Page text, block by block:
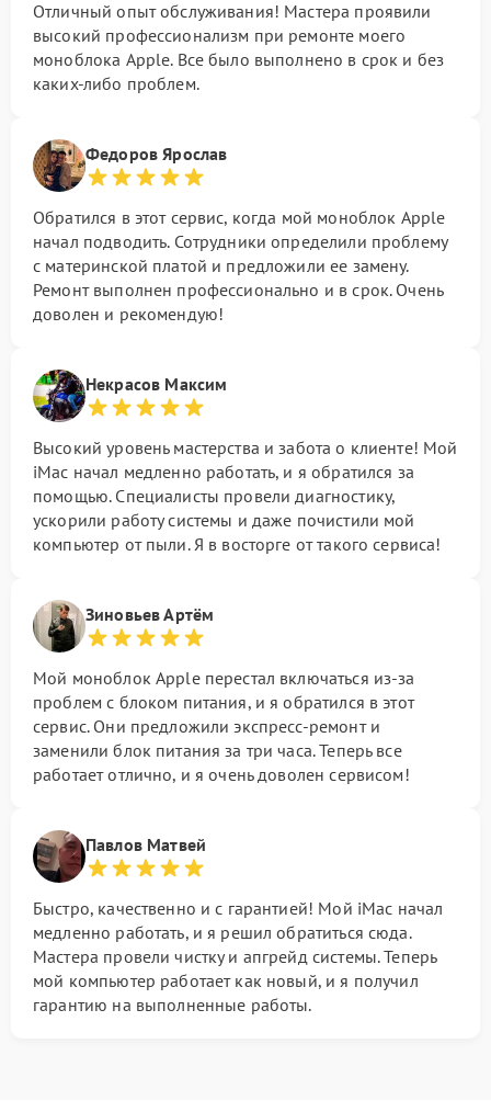
Отличный опыт обслуживания! Мастера проявили
высокий профессионализм при ремонте моего
моноблока Apple. Все было выполнено в срок и без
каких-либо проблем.
Федоров Ярослав
Обратился в этот сервис, когда мой моноблок Apple
начал подводить. Сотрудники определили проблему
с материнской платой и предложили ее замену.
Ремонт выполнен профессионально и в срок. Очень
доволен и рекомендую!
Некрасов Максим
Высокий уровень мастерства и забота о клиенте! Мой
iMac начал медленно работать, и я обратился за
помощью. Специалисты провели диагностику,
ускорили работу системы и даже почистили мой
компьютер от пыли. Я в восторге от такого сервиса!
Зиновьев Артём
Мой моноблок Apple перестал включаться из-за
проблем с блоком питания, и я обратился в этот
сервис. Они предложили экспресс-ремонт и
заменили блок питания за три часа. Теперь все
работает отлично, и я очень доволен сервисом!
Павлов Матвей
Быстро, качественно и с гарантией! Мой iMac начал
медленно работать, и я решил обратиться сюда.
Мастера провели чистку и апгрейд системы. Теперь
мой компьютер работает как новый, и я получил
гарантию на выполненные работы.